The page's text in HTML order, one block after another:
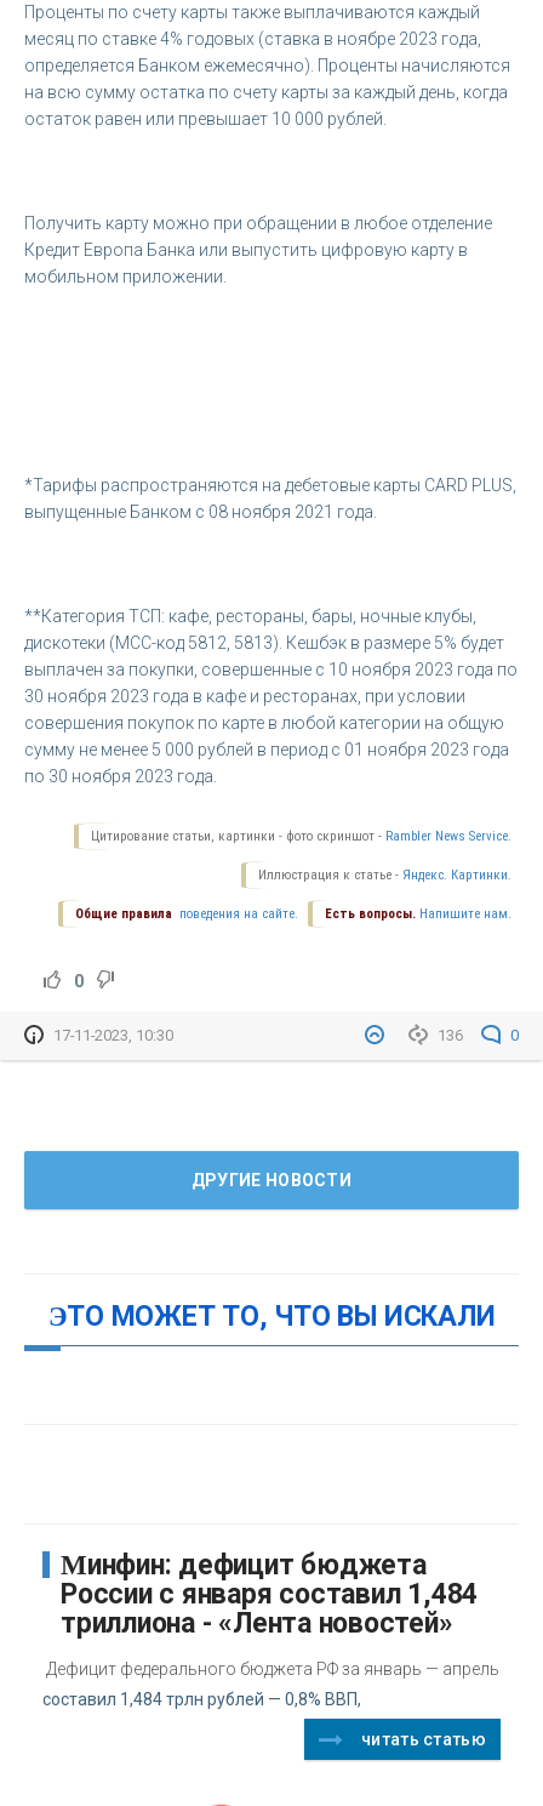
Проценты по счету карты также выплачиваются каждый
месяц по ставке 4% годовых (ставка в ноябре 2023 года,
определяется Банком ежемесячно). Проценты начисляются
на всю сумму остатка по счету карты за каждый день, когда
остаток равен или превышает 10 000 рублей.
Получить карту можно при обращении в любое отделение
Кредит Европа Банка или выпустить цифровую карту в
мобильном приложении.
*Тарифы распространяются на дебетовые карты CARD PLUS,
выпущенные Банком с 08 ноября 2021 года.
**Категория ТСП: кафе, рестораны, бары, ночные клубы,
дискотеки (МСС-код 5812, 5813). Кешбэк в размере 5% будет
выплачен за покупки, совершенные с 10 ноября 2023 года по
30 ноября 2023 года в кафе и ресторанах, при условии
совершения покупок по карте в любой категории на общую
сумму не менее 5 000 рублей в период с 01 ноября 2023 года
по 30 ноября 2023 года.
Цитирование статьи, картинки - фото скриншот - Rambler News Service.
Иллюстрация к статье - Яндекс. Картинки.
Есть вопросы. Напишите нам.
Общие правила поведения на сайте.
0
136 0
17-11-2023, 10:30
ДРУГИЕ НОВОСТИ
ЭТО МОЖЕТ ТО, ЧТО ВЫ ИСКАЛИ
Минфин: дефицит бюджета
России с января составил 1,484
триллиона - «Лента новостей»
Дефицит федерального бюджета РФ за январь — апрель
составил 1,484 трлн рублей — 0,8% ВВП,
читать статью